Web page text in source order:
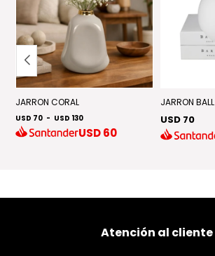
JARRON CORAL
USD 70 - USD 130
USD60
JARRON BALL
USD 70
Atención al cliente